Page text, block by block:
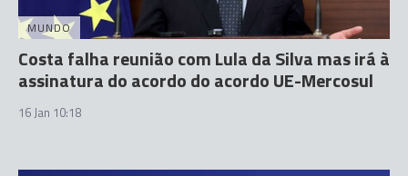
MUNDO
Costa falha reunião com Lula da Silva mas irá à
assinatura do acordo do acordo UE-Mercosul
16 Jan 10:18